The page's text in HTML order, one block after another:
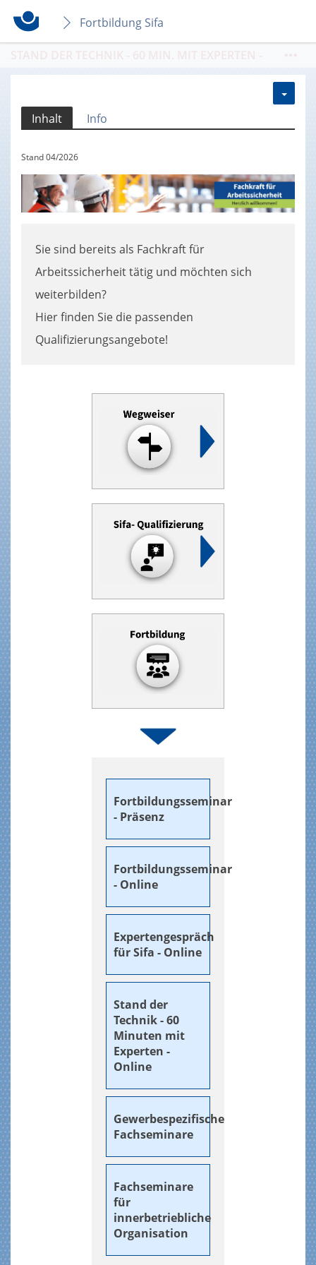
Fortbildung Sifa
https://seminare.bgbau.de/de/kat4000
Inhalt
Info
Stand 04/2026
Sie sind bereits als Fachkraft für
Arbeitssicherheit tätig und möchten sich
weiterbilden?
Hier finden Sie die passenden
Qualifizierungsangebote!
Fortbildungsseminar
- Präsenz
Fortbildungsseminar
- Online
Expertengespräch
für Sifa - Online
Stand der
Technik - 60
Minuten mit
Experten -
Online
Gewerbespezifische
Fachseminare
Fachseminare
für
innerbetriebliche
Organisation